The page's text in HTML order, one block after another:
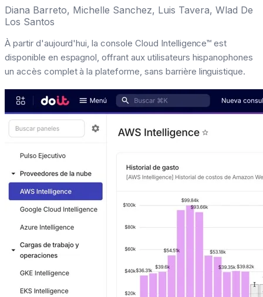
Diana Barreto, Michelle Sanchez, Luis Tavera, Wlad De
Los Santos
À partir d'aujourd'hui, la console Cloud Intelligence™ est
disponible en espagnol, offrant aux utilisateurs hispanophones
un accès complet à la plateforme, sans barrière linguistique.